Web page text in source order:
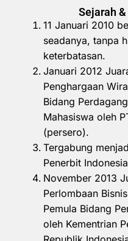
Sejarah
11 Januari 2010
seadanya, tanpa
keterbatasan.
Januari 2012
Penghargaan
Bidang
Mahasiswa oleh
(persero).
Tergabung
Penerbit
November 2013
Perlombaan
Pemula Bidang
oleh Kementrian